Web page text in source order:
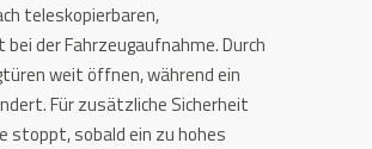
teleskopierbaren,
der Fahrzeugaufnahme. Durch
weit öffnen, während ein
Für zusätzliche Sicherheit
stoppt, sobald ein zu hohes